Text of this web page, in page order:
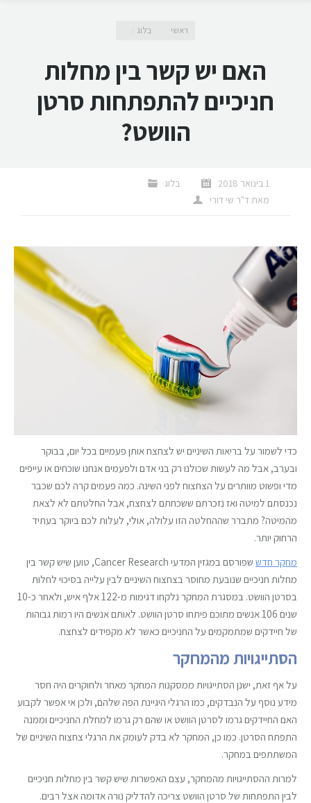
ראשי בלוג
האם יש קשר בין מחלות
חניכיים להתפתחות סרטן
הוושט?
1 בינואר 2018
בלוג
מאת ד"ר שי דורי
כדי לשמור על בריאות השיניים יש לצחצח אותן פעמיים בכל יום, בבוקר
ובערב, אבל מה לעשות שכולנו רק בני אדם ולפעמים אנחנו שוכחים או עייפים
מדי ופשוט מוותרים על הצחצוח לפני השינה. כמה פעמים קרה לכם שכבר
נכנסתם למיטה ואז נזכרתם ששכחתם לצחצח, אבל החלטתם לא לצאת
מהמיטה? מתברר שההחלטה הזו עלולה, אולי, לעלות לכם ביוקר בעתיד
הרחוק יותר.
מחקר חדש
שפורסם במגזין המדעי Cancer Research, טוען שיש קשר בין
מחלות חניכיים שנובעת מחוסר בצחצוח השיניים לבין עלייה בסיכוי לחלות
בסרטן הוושט. במסגרת המחקר נלקחו דגימות מ-122 אלף איש, ולאחר כ-10
שנים 106 אנשים מתוכם פיתחו סרטן הוושט. לאותם אנשים היו רמות גבוהות
של חיידקים שמתמקמים על החניכיים כאשר לא מקפידים לצחצח.
הסתייגויות מהמחקר
על אף זאת, ישנן הסתייגויות ממסקנות המחקר מאחר ולחוקרים היה חסר
מידע נוסף על הנבדקים, כמו הרגלי היגיינת הפה שלהם, ולכן אי אפשר לקבוע
האם החיידקים גרמו לסרטן הוושט או שהם רק גרמו למחלת החניכיים וממנה
התפתח הסרטן. כמו כן, המחקר לא בדק לעומק את הרגלי צחצוח השיניים של
המשתתפים במחקר.
למרות ההסתייגויות מהמחקר, עצם האפשרות שיש קשר בין מחלות חניכיים
לבין התפתחות של סרטן הוושט צריכה להדליק נורה אדומה אצל רבים.